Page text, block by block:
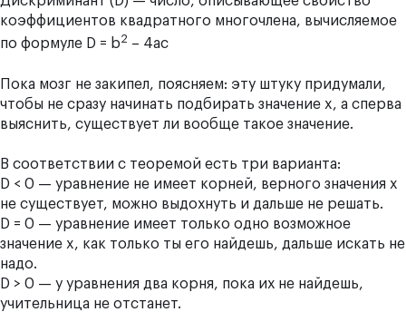
коэффициентов квадратного многочлена, вычисляемое
по формуле D = b2 – 4ас
Пока мозг не закипел, поясняем: эту штуку придумали,
чтобы не сразу начинать подбирать значение x, а сперва
выяснить, существует ли вообще такое значение.
В соответствии с теоремой есть три варианта:
D < 0 — уравнение не имеет корней, верного значения x
не существует, можно выдохнуть и дальше не решать.
D = 0 — уравнение имеет только одно возможное
значение x, как только ты его найдешь, дальше искать не
надо.
D > 0 — у уравнения два корня, пока их не найдешь,
учительница не отстанет.